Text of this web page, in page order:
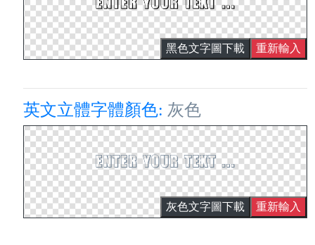
黑色文字圖下載 重新輸入
英文立體字體顏色: 灰色
灰色文字圖下載 重新輸入